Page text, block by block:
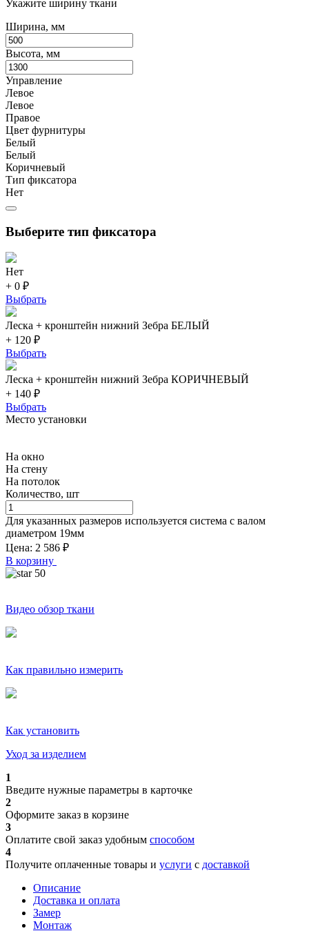
Укажите ширину ткани
Ширина, мм
Высота, мм
Управление
Левое
Левое
Правое
Цвет фурнитуры
Белый
Белый
Коричневый
Тип фиксатора
Нет
Выберите тип фиксатора
Нет
+ 0 ₽
Выбрать
Леска + кронштейн нижний Зебра БЕЛЫЙ
+ 120 ₽
Выбрать
Леска + кронштейн нижний Зебра КОРИЧНЕВЫЙ
+ 140 ₽
Выбрать
Место установки
На окно
На стену
На потолок
Количество, шт
Для указанных размеров используется система с валом
диаметром 19мм
Цена: 2 586 ₽
В корзину
50
Видео обзор ткани
Как правильно измерить
Как установить
Уход за изделием
1
Введите нужные параметры в карточке
2
Оформите заказ в корзине
3
Оплатите свой заказ удобным способом
4
Получите оплаченные товары и услуги с доставкой
Описание
Доставка и оплата
Замер
Монтаж